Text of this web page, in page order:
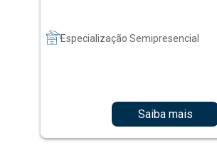
Especialização Semipresencial
Saiba mais